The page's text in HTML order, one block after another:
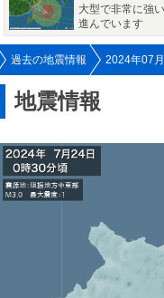
大型で非常に強
進んでいます
過去の地震情報 2024年07
地震情報